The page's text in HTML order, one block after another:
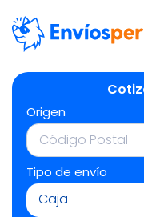
Origen
Tipo de envío
Caja